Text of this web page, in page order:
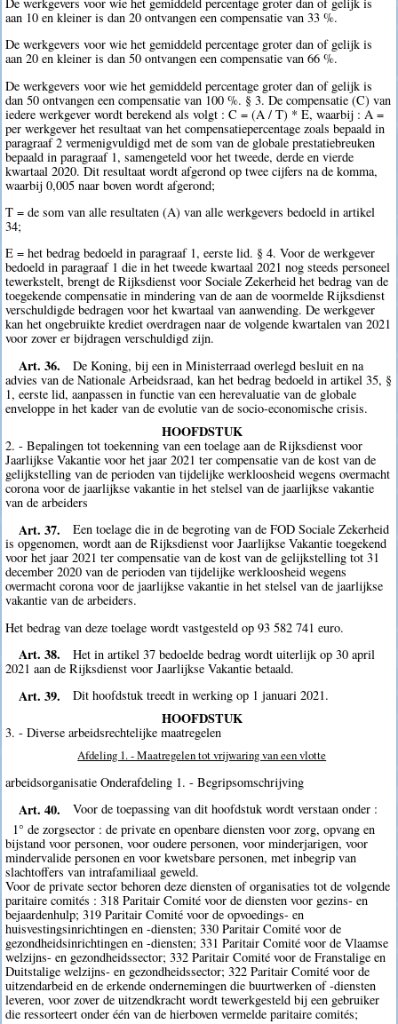
aan 10 en kleiner is dan 20 ontvangen een compensatie van 33 %.
De werkgevers voor wie het gemiddeld percentage groter dan of gelijk is
aan 20 en kleiner is dan 50 ontvangen een compensatie van 66 %.
De werkgevers voor wie het gemiddeld percentage groter dan of gelijk is
dan 50 ontvangen een compensatie van 100 %. § 3. De compensatie (C) van
iedere werkgever wordt berekend als volgt : C = (A / T) * E, waarbij : A =
per werkgever het resultaat van het compensatiepercentage zoals bepaald in
paragraaf 2 vermenigvuldigd met de som van de globale prestatiebreuken
bepaald in paragraaf 1, samengeteld voor het tweede, derde en vierde
kwartaal 2020. Dit resultaat wordt afgerond op twee cijfers na de komma,
waarbij 0,005 naar boven wordt afgerond;
T = de som van alle resultaten (A) van alle werkgevers bedoeld in artikel
34;
E = het bedrag bedoeld in paragraaf 1, eerste lid. § 4. Voor de werkgever
bedoeld in paragraaf 1 die in het tweede kwartaal 2021 nog steeds personeel
tewerkstelt, brengt de Rijksdienst voor Sociale Zekerheid het bedrag van de
toegekende compensatie in mindering van de aan de voormelde Rijksdienst
verschuldigde bedragen voor het kwartaal van aanwending. De werkgever
kan het ongebruikte krediet overdragen naar de volgende kwartalen van 2021
voor zover er bijdragen verschuldigd zijn.
Art. 36.
De Koning, bij een in Ministerraad overlegd besluit en na
advies van de Nationale Arbeidsraad, kan het bedrag bedoeld in artikel 35, §
1, eerste lid, aanpassen in functie van een herevaluatie van de globale
enveloppe in het kader van de evolutie van de socio-economische crisis.
HOOFDSTUK
2. - Bepalingen tot toekenning van een toelage aan de Rijksdienst voor
Jaarlijkse Vakantie voor het jaar 2021 ter compensatie van de kost van de
gelijkstelling van de perioden van tijdelijke werkloosheid wegens overmacht
corona voor de jaarlijkse vakantie in het stelsel van de jaarlijkse vakantie
van de arbeiders
Art. 37.
Een toelage die in de begroting van de FOD Sociale Zekerheid
is opgenomen, wordt aan de Rijksdienst voor Jaarlijkse Vakantie toegekend
voor het jaar 2021 ter compensatie van de kost van de gelijkstelling tot 31
december 2020 van de perioden van tijdelijke werkloosheid wegens
overmacht corona voor de jaarlijkse vakantie in het stelsel van de jaarlijkse
vakantie van de arbeiders.
Het bedrag van deze toelage wordt vastgesteld op 93 582 741 euro.
Art. 38.
Het in artikel 37 bedoelde bedrag wordt uiterlijk op 30 april
2021 aan de Rijksdienst voor Jaarlijkse Vakantie betaald.
Art. 39. Dit hoofdstuk treedt in werking op 1 januari 2021.
HOOFDSTUK
3. - Diverse arbeidsrechtelijke maatregelen
Afdeling 1. - Maatregelen tot vrijwaring van een vlotte
arbeidsorganisatie Onderafdeling 1. - Begripsomschrijving
Art. 40.
Voor de toepassing van dit hoofdstuk wordt verstaan onder :
1° de zorgsector : de private en openbare diensten voor zorg, opvang en
bijstand voor personen, voor oudere personen, voor minderjarigen, voor
mindervalide personen en voor kwetsbare personen, met inbegrip van
slachtoffers van intrafamiliaal geweld.
Voor de private sector behoren deze diensten of organisaties tot de volgende
paritaire comités : 318 Paritair Comité voor de diensten voor gezins- en
bejaardenhulp; 319 Paritair Comité voor de opvoedings- en
huisvestingsinrichtingen en -diensten; 330 Paritair Comité voor de
gezondheidsinrichtingen en -diensten; 331 Paritair Comité voor de Vlaamse
welzijns- en gezondheidssector; 332 Paritair Comité voor de Franstalige en
Duitstalige welzijns- en gezondheidssector; 322 Paritair Comité voor de
uitzendarbeid en de erkende ondernemingen die buurtwerken of -diensten
leveren, voor zover de uitzendkracht wordt tewerkgesteld bij een gebruiker
die ressorteert onder één van de hierboven vermelde paritaire comités;